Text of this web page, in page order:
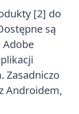
[2] do
są
Adobe
Zasadniczo
Androidem,